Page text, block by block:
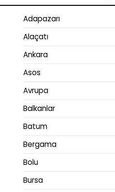
Adapazarı
Alaçatı
Ankara
Asos
Avrupa
Balkanlar
Batum
Bergama
Bolu
Bursa